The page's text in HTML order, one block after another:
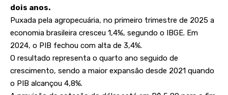
dois anos.
Puxada pela agropecuária, no primeiro trimestre de 2025 a
economia brasileira cresceu 1,4%, segundo o IBGE. Em
2024, o PIB fechou com alta de 3,4%.
O resultado representa o quarto ano seguido de
crescimento, sendo a maior expansão desde 2021 quando
o PIB alcançou 4,8%.